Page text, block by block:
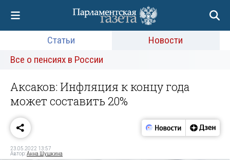
Статьи
Новости
Все о пенсиях в России
Аксаков: Инфляция к концу года
может составить 20%
23.05.2022 13:57
Автор:Анна Шушкина